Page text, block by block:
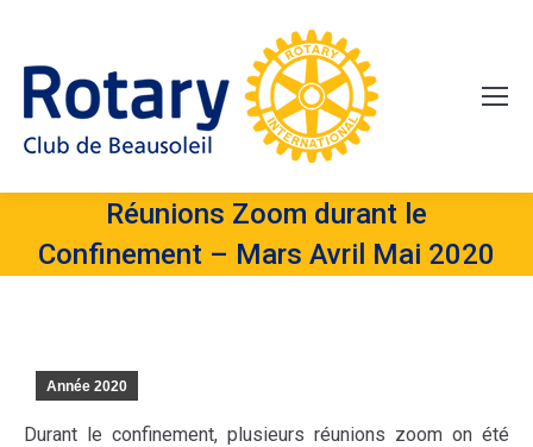
Réunions Zoom durant le
Confinement – Mars Avril Mai 2020
Année 2020
Durant le confinement, plusieurs réunions zoom on été